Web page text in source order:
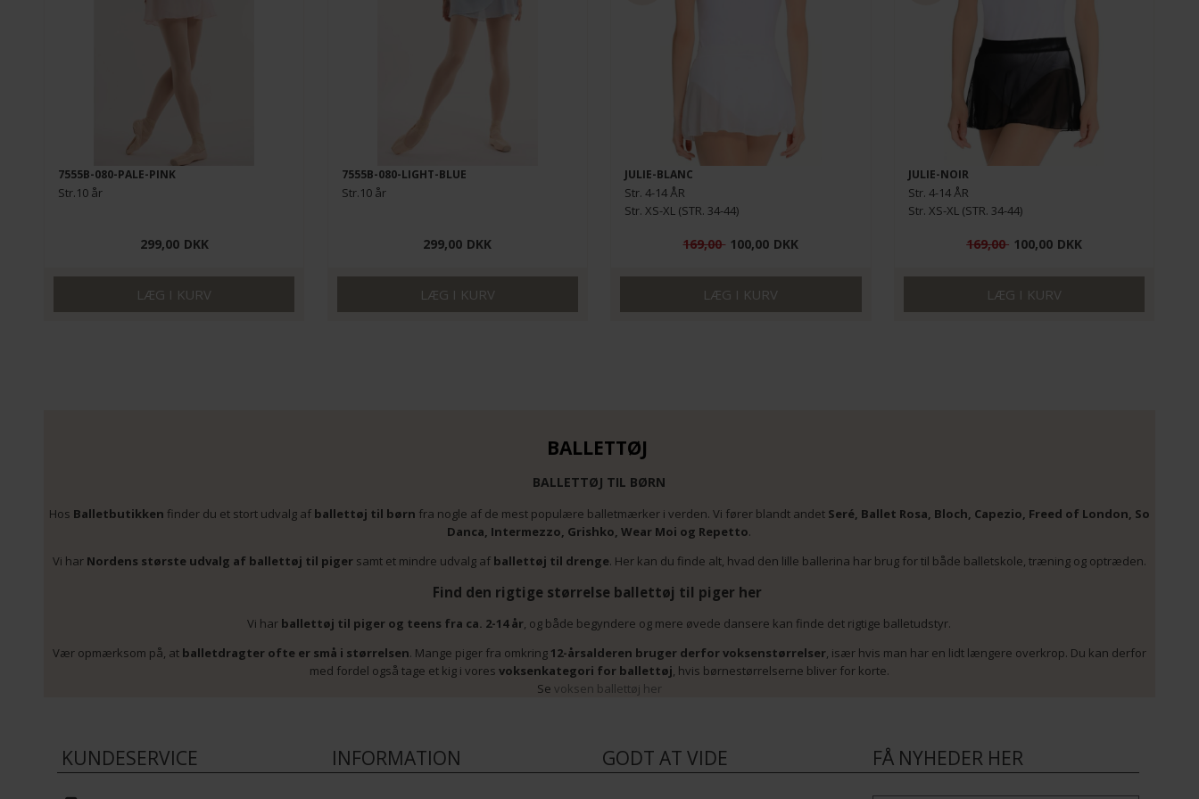
7555B-080-PALE-PINK
Str.10 år
299,00 DKK
7555B-080-LIGHT-BLUE
Str.10 år
299,00 DKK
JULIE-BLANC
Str. 4-14 ÅR
Str. XS-XL (STR. 34-44)
169,00 100,00 DKK
JULIE-NOIR
Str. 4-14 ÅR
Str. XS-XL (STR. 34-44)
169,00 100,00 DKK
BALLETTØJ
BALLETTØJ TIL BØRN
Hos Balletbutikken finder du et stort udvalg af ballettøj til børn fra nogle af de mest populære balletmærker i verden. Vi fører blandt andet Seré, Ballet Rosa, Bloch, Capezio, Freed of London, So
Danca, Intermezzo, Grishko, Wear Moi og Repetto.
Vi har Nordens største udvalg af ballettøj til pigersamt et mindre udvalg af ballettøj til drenge. Her kan du finde alt, hvad den lille ballerina har brug for til både balletskole, træning og optræden.
Find den rigtige størrelse ballettøj til piger her
Vi har ballettøj til piger og teens fra ca. 2-14 år, og både begyndere og mere øvede dansere kan finde det rigtige balletudstyr.
Vær opmærksom på, at balletdragter ofte er små i størrelsen. Mange piger fra omkring 12-årsalderen bruger derfor voksenstørrelser, især hvis man har en lidt længere overkrop. Du kan derfor
med fordel også tage et kig i vores voksenkategori for ballettøj, hvis børnestørrelserne bliver for korte.
Se voksen ballettøj her
KUNDESERVICE INFORMATION GODT AT VIDE FÅ NYHEDER HER